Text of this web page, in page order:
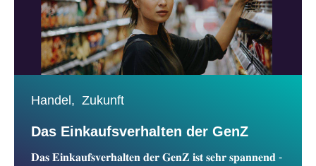
Handel, Zukunft
Das Einkaufsverhalten der GenZ
𝐃𝐚𝐬 𝐄𝐢𝐧𝐤𝐚𝐮𝐟𝐬𝐯𝐞𝐫𝐡𝐚𝐥𝐭𝐞𝐧 𝐝𝐞𝐫 𝐆𝐞𝐧𝐙 𝐢𝐬𝐭 𝐬𝐞𝐡𝐫 𝐬𝐩𝐚𝐧𝐧𝐞𝐧𝐝 -